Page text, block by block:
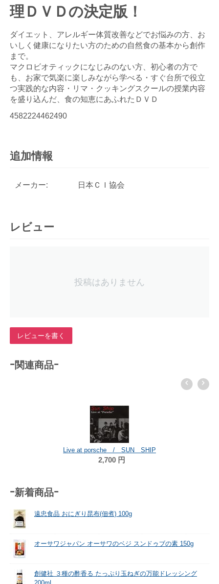
理ＤＶＤの決定版！
ダイエット、アレルギー体質改善などでお悩みの方、お
いしく健康になりたい方のための自然食の基本から創作
まで。
マクロビオティックになじみのない方、初心者の方で
も、お家で気楽に楽しみながら学べる・すぐ台所で役立
つ実践的な内容・リマ・クッキングスクールの授業内容
を盛り込んだ、食の知恵にあふれたＤＶＤ
4582224462490
追加情報
メーカー: 日本ＣＩ協会
レビュー
投稿はありません
レビューを書く
-関連商品-
Hot Waltz / SUN SHIP
2,625 円
-新着商品-
遠忠食品 おにぎり昆布(佃煮) 100g
オーサワジャパン オーサワのベジ スンドゥブの素 150g
創健社 ３種の酢香る たっぷり玉ねぎの万能ドレッシング